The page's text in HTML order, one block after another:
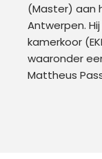
(Master) aan
Antwerpen.
kamerkoor
waaronder
Mattheus